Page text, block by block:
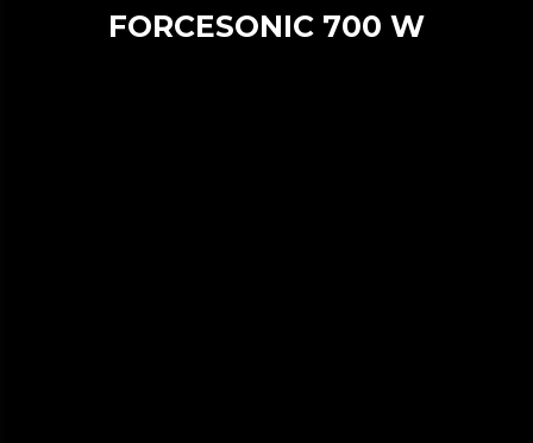
FORCESONIC 700 W